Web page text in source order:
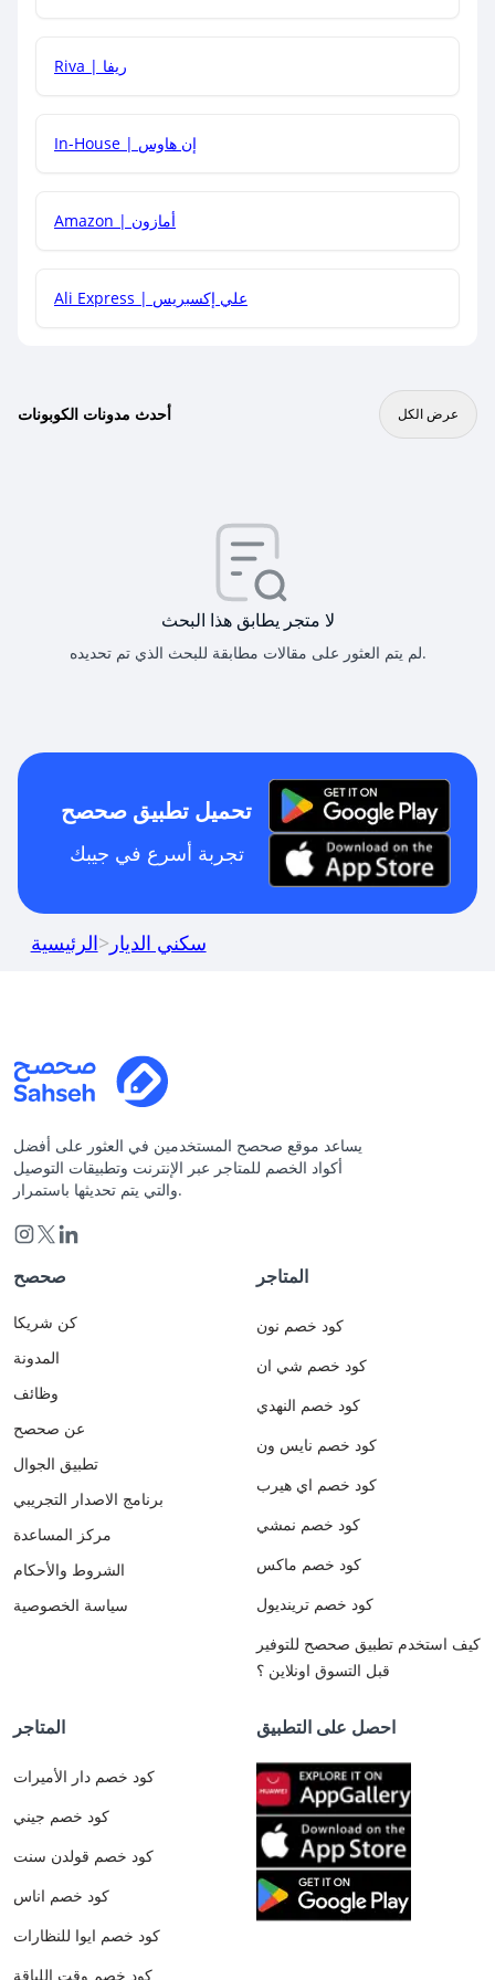
هل يمكنني جمع كود خصم مع العروض الأخرى؟
Riva | ريفا
In-House | إن هاوس
Amazon | أمازون
Ali Express | علي إكسبريس
أحدث مدونات الكوبونات عرض الكل
لا متجر يطابق هذا البحث
لم يتم العثور على مقالات مطابقة للبحث الذي تم تحديده.
تحميل تطبيق صحصح
تجربة أسرع في جيبك
الرئيسية> سكني الديار
يساعد موقع صحصح المستخدمين في العثور على أفضل
أكواد الخصم للمتاجر عبر الإنترنت وتطبيقات التوصيل
والتي يتم تحديثها باستمرار.
صحصح
كن شريكا
المدونة
وظائف
عن صحصح
تطبيق الجوال
برنامج الاصدار التجريبي
مركز المساعدة
الشروط والأحكام
سياسة الخصوصية
المتاجر
كود خصم نون
كود خصم شي ان
كود خصم النهدي
كود خصم نايس ون
كود خصم اي هيرب
كود خصم نمشي
كود خصم ماكس
كود خصم ترينديول
كيف استخدم تطبيق صحصح للتوفير
قبل التسوق اونلاين ؟
المتاجر
كود خصم دار الأميرات
كود خصم جيني
كود خصم قولدن سنت
كود خصم اناس
كود خصم ايوا للنظارات
كود خصم وقت اللياقة
احصل على التطبيق